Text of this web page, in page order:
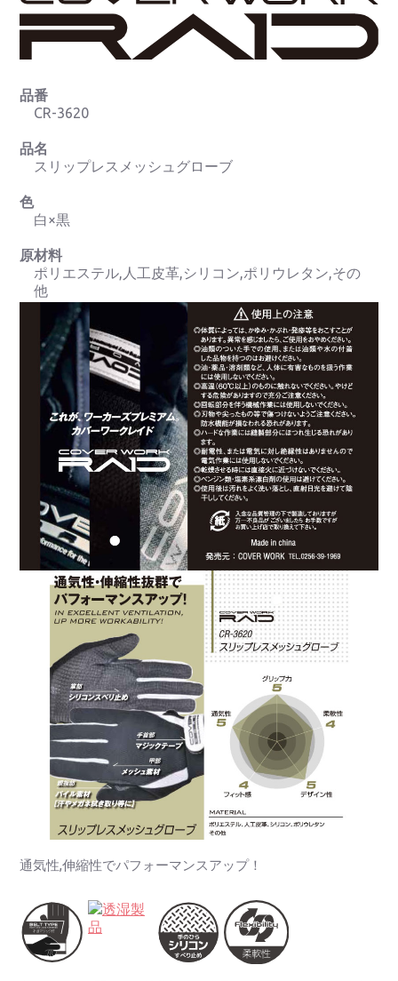
品番
CR-3620
品名
スリップレスメッシュグローブ
色
白×黒
原材料
ポリエステル,人工皮革,シリコン,ポリウレタン,その
他
通気性,伸縮性でパフォーマンスアップ！